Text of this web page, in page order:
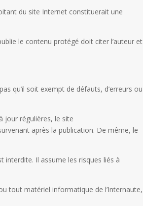
du site Internet constituerait une
le contenu protégé doit citer l’auteur et
qu’il soit exempt de défauts, d’erreurs ou
jour régulières, le site
après la publication. De même, le
interdite. Il assume les risques liés à
tout matériel informatique de l’Internaute,